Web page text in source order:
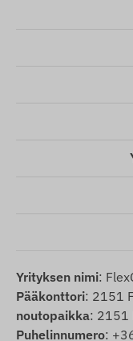
Yrityksen nimi:
Pääkonttori: 2151
noutopaikka: 2151
Puhelinnumero: